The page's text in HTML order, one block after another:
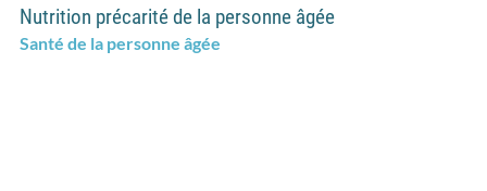
Nutrition précarité de la personne âgée
Santé de la personne âgée